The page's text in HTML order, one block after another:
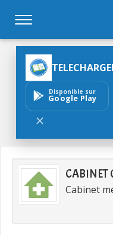
Disponible sur
Google Play
CABINET
Cabinet